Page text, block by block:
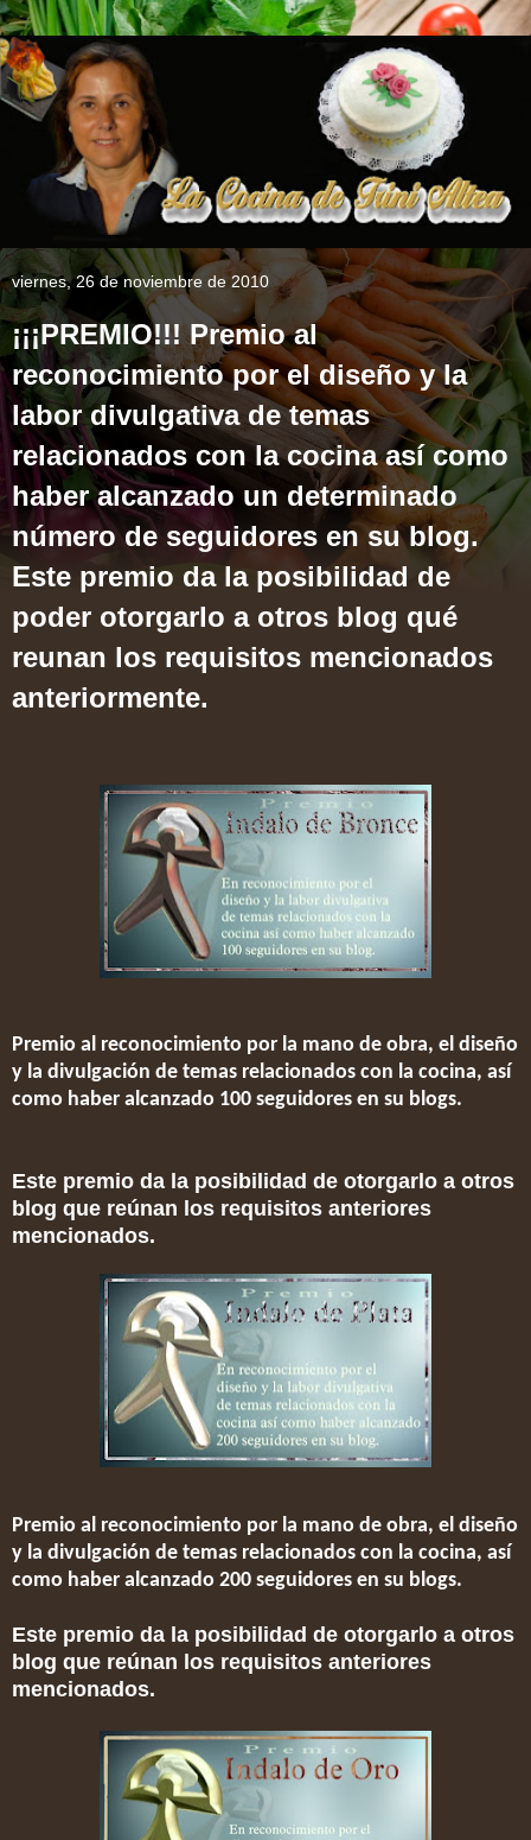
viernes, 26 de noviembre de 2010
¡¡¡PREMIO!!! Premio al
reconocimiento por el diseño y la
labor divulgativa de temas
relacionados con la cocina así como
haber alcanzado un determinado
número de seguidores en su blog.
Este premio da la posibilidad de
poder otorgarlo a otros blog qué
reunan los requisitos mencionados
anteriormente.
Premio al reconocimiento por la mano de obra, el diseño
y la divulgación de temas relacionados con la cocina, así
como haber alcanzado 100 seguidores en su blogs.
Este premio da la posibilidad de otorgarlo a otros
blog que reúnan los requisitos anteriores
mencionados.
Premio al reconocimiento por la mano de obra, el diseño
y la divulgación de temas relacionados con la cocina, así
como haber alcanzado 200 seguidores en su blogs.
Este premio da la posibilidad de otorgarlo a otros
blog que reúnan los requisitos anteriores
mencionados.